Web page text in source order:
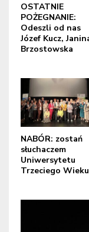
OSTATNIE
POŻEGNANIE:
Odeszli od nas
Józef Kucz,
Brzostowska
NABÓR: zostań
słuchaczem
Uniwersytetu
Trzeciego Wieku